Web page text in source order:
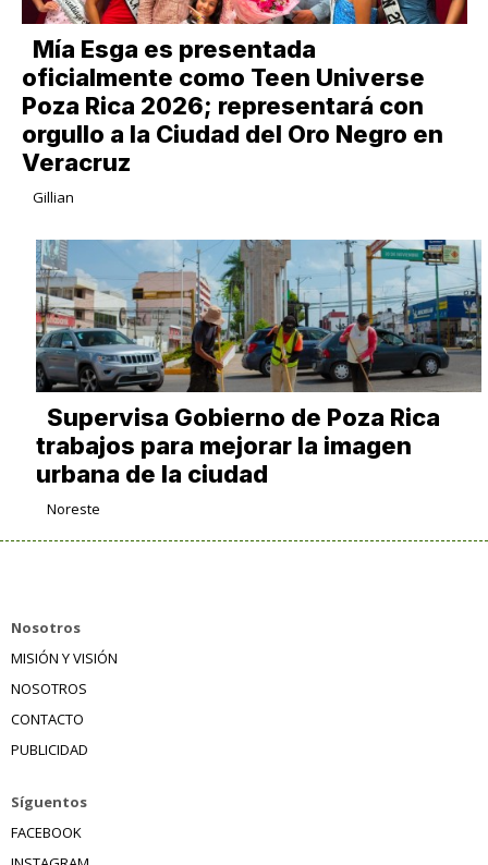
Mía Esga es presentada
oficialmente como Teen Universe
Poza Rica 2026; representará con
orgullo a la Ciudad del Oro Negro en
Veracruz
Gillian
Supervisa Gobierno de Poza Rica
trabajos para mejorar la imagen
urbana de la ciudad
Noreste
Nosotros
MISIÓN Y VISIÓN
NOSOTROS
CONTACTO
PUBLICIDAD
Síguentos
FACEBOOK